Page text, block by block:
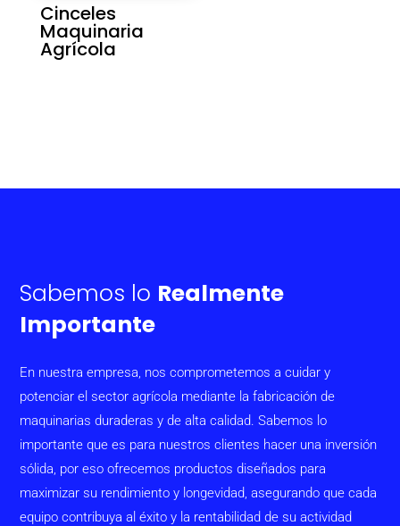
Cinceles
Maquinaria
Agrícola
Sabemos lo Realmente
Importante
En nuestra empresa, nos comprometemos a cuidar y
potenciar el sector agrícola mediante la fabricación de
maquinarias duraderas y de alta calidad. Sabemos lo
importante que es para nuestros clientes hacer una inversión
sólida, por eso ofrecemos productos diseñados para
maximizar su rendimiento y longevidad, asegurando que cada
equipo contribuya al éxito y la rentabilidad de su actividad